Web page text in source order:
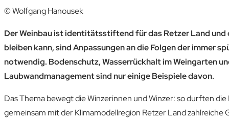
© Wolfgang Hanousek
Der Weinbau ist identitätsstiftend für das Retzer Land und
bleiben kann, sind Anpassungen an die Folgen der immer
notwendig. Bodenschutz, Wasserrückhalt im Weingarten
Laubwandmanagement sind nur einige Beispiele davon.
Das Thema bewegt die Winzerinnen und Winzer: so durften
gemeinsam mit der Klimamodellregion Retzer Land